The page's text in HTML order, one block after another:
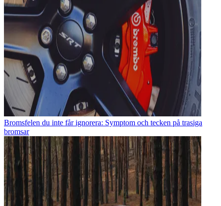
Bromsfelen du inte får ignorera: Symptom och tecken på trasiga
bromsar